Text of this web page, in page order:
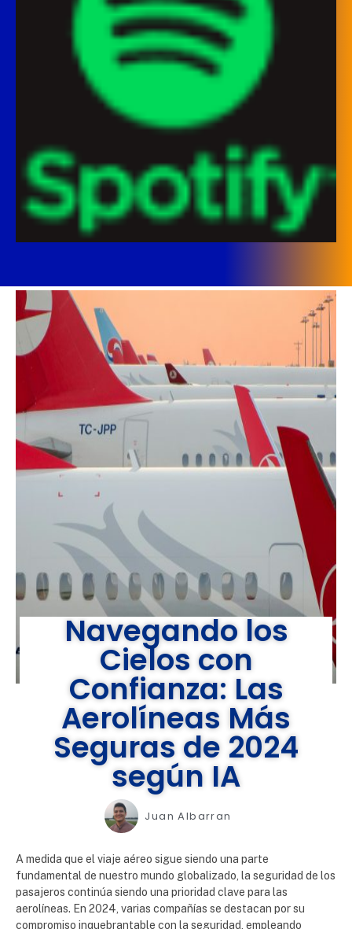
Navegando los
Cielos con
Confianza: Las
Aerolíneas Más
Seguras de 2024
según IA
Juan Albarran
A medida que el viaje aéreo sigue siendo una parte
fundamental de nuestro mundo globalizado, la seguridad de los
pasajeros continúa siendo una prioridad clave para las
aerolíneas. En 2024, varias compañías se destacan por su
compromiso inquebrantable con la seguridad, empleando